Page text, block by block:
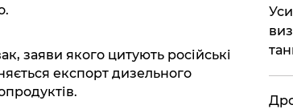
заяви якого цитують російські
експорт дизельного